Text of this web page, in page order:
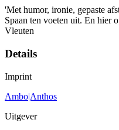
'Met humor, ironie, gepaste
Spaan ten voeten uit. En hier
Vleuten
Details
Imprint
Ambo|Anthos
Uitgever